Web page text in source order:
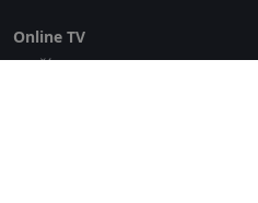
Online TV
Lepší.TV